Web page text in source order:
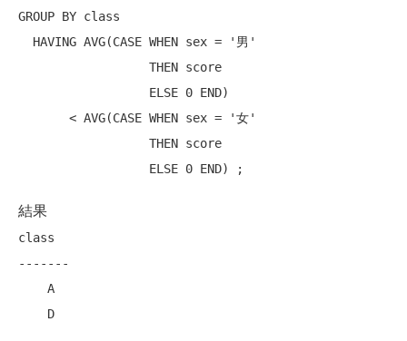
GROUP BY class
HAVING AVG(CASE WHEN sex =
'男'
THEN score
ELSE 0 END)
       <
AVG(CASE WHEN sex =
'女'
THEN score
ELSE 0 END
結果
class
-------